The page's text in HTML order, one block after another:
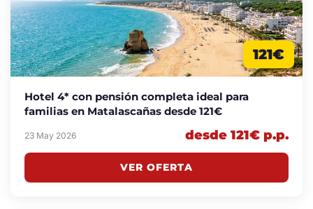
121€
Hotel 4* con pensión completa ideal para
familias en Matalascañas desde 121€
23 May 2026 desde 121€ p.p.
VER OFERTA